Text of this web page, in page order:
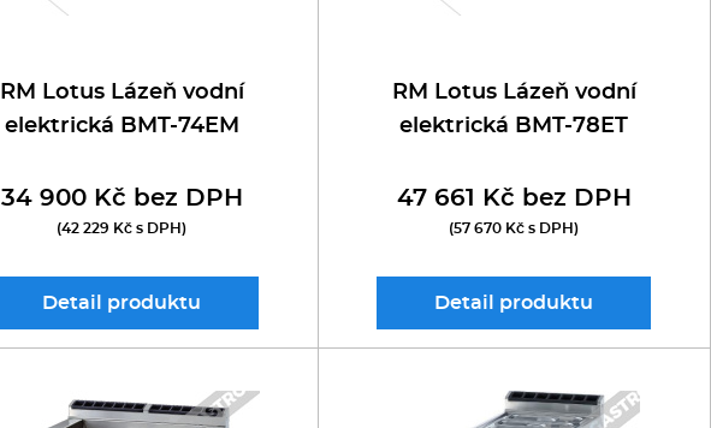
RM Lotus Lázeň vodní
elektrická BMT-74EM
34 900 Kč bez DPH
(42 229 Kč s DPH)
Detail produktu
RM Lotus Lázeň vodní
elektrická BMT-78ET
47 661 Kč bez DPH
(57 670 Kč s DPH)
Detail produktu